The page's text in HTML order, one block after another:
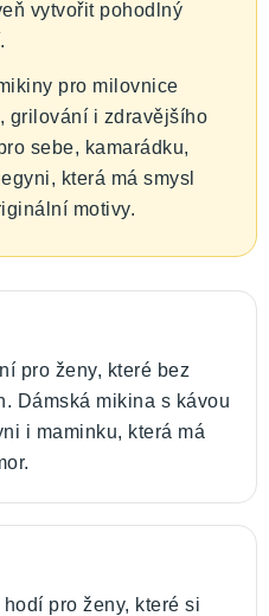
vytvořit pohodlný
pro milovnice
grilování i zdravějšího
sebe, kamarádku,
která má smysl
motivy.
pro ženy, které bez
Dámská mikina s kávou
i maminku, která má
pro ženy, které si